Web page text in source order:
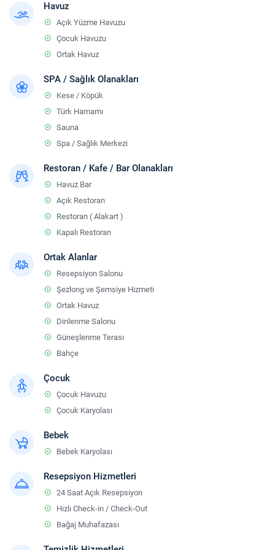
Havuz
Açık Yüzme Havuzu
Çocuk Havuzu
Ortak Havuz
SPA / Sağlık Olanakları
Kese / Köpük
Türk Hamamı
Sauna
Spa / Sağlık Merkezi
Restoran / Kafe / Bar Olanakları
Havuz Bar
Açık Restoran
Restoran ( Alakart )
Kapalı Restoran
Ortak Alanlar
Resepsiyon Salonu
Şezlong ve Şemsiye Hizmeti
Ortak Havuz
Dinlenme Salonu
Güneşlenme Terası
Bahçe
Çocuk
Çocuk Havuzu
Çocuk Karyolası
Bebek
Bebek Karyolası
Resepsiyon Hizmetleri
24 Saat Açık Resepsiyon
Hızlı Check-in / Check-Out
Bağaj Muhafazası